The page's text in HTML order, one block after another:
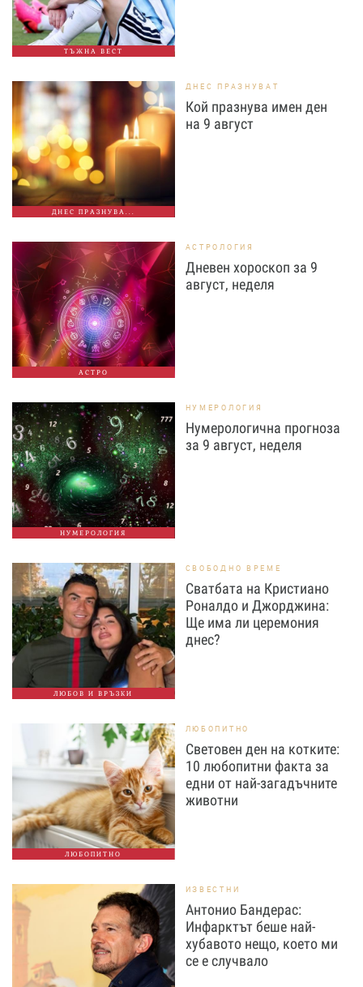
ТЪЖНА ВЕСТ
ДНЕС ПРАЗНУВА...
ДНЕС ПРАЗНУВАТ
Кой празнува имен ден
на 9 август
АСТРО
АСТРОЛОГИЯ
Дневен хороскоп за 9
август, неделя
НУМЕРОЛОГИЯ
НУМЕРОЛОГИЯ
Нумерологична прогноза
за 9 август, неделя
ЛЮБОВ И ВРЪЗКИ
СВОБОДНО ВРЕМЕ
Сватбата на Кристиано
Роналдо и Джорджина:
Ще има ли церемония
днес?
ЛЮБОПИТНО
ЛЮБОПИТНО
Световен ден на котките:
10 любопитни факта за
едни от най-загадъчните
животни
ИЗВЕСТНИ
Антонио Бандерас:
Инфарктът беше най-
хубавото нещо, което ми
се е случвало